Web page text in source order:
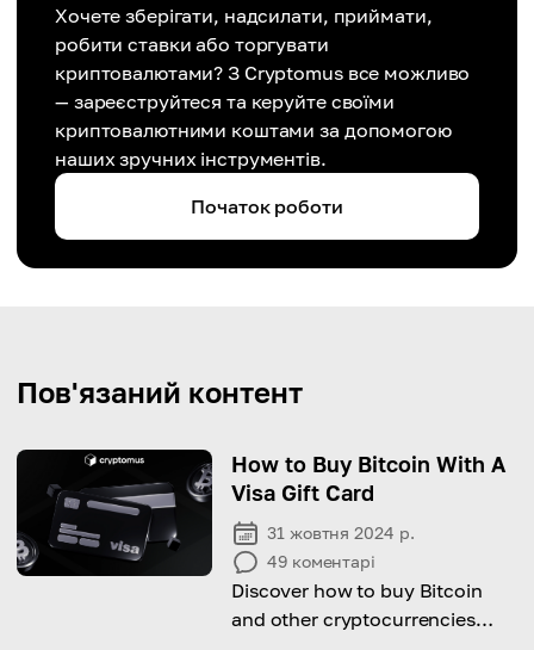
Хочете зберігати, надсилати, приймати,
робити ставки або торгувати
криптовалютами? З Cryptomus все можливо
— зареєструйтеся та керуйте своїми
криптовалютними коштами за допомогою
наших зручних інструментів.
Початок роботи
Пов'язаний контент
How to Buy Bitcoin With A
Visa Gift Card
31 жовтня 2024 р.
49 коментарі
Discover how to buy Bitcoin
and other cryptocurrencies